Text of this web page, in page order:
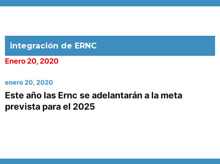
integración de ERNC
Enero 20, 2020
enero 20, 2020
Este año las Ernc se adelantarán a la meta
prevista para el 2025